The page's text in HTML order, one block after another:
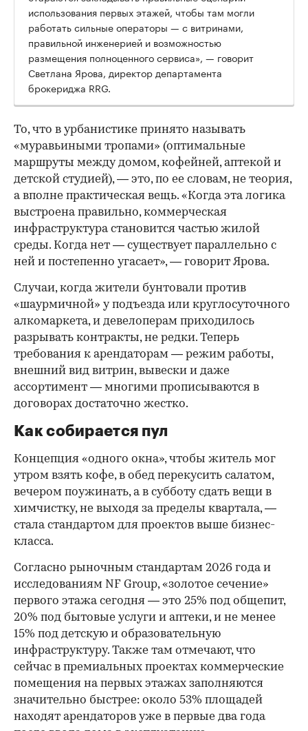
00:00
использования первых этажей, чтобы там могли
работать сильные операторы — с витринами,
правильной инженерией и возможностью
размещения полноценного сервиса», — говорит
Светлана Ярова, директор департамента
брокериджа RRG.
То, что в урбанистике принято называть
«муравьиными тропами» (оптимальные
маршруты между домом, кофейней, аптекой и
детской студией), — это, по ее словам, не теория,
а вполне практическая вещь. «Когда эта логика
выстроена правильно, коммерческая
инфраструктура становится частью жилой
среды. Когда нет — существует параллельно с
ней и постепенно угасает», — говорит Ярова.
Случаи, когда жители бунтовали против
«шаурмичной» у подъезда или круглосуточного
алкомаркета, и девелоперам приходилось
разрывать контракты, не редки. Теперь
требования к арендаторам — режим работы,
внешний вид витрин, вывески и даже
ассортимент — многими прописываются в
договорах достаточно жестко.
Как собирается пул
Концепция «одного окна», чтобы житель мог
утром взять кофе, в обед перекусить салатом,
вечером поужинать, а в субботу сдать вещи в
химчистку, не выходя за пределы квартала, —
стала стандартом для проектов выше бизнес-
класса.
Согласно рыночным стандартам 2026 года и
исследованиям NF Group, «золотое сечение»
первого этажа сегодня — это 25% под общепит,
20% под бытовые услуги и аптеки, и не менее
15% под детскую и образовательную
инфраструктуру. Также там отмечают, что
сейчас в премиальных проектах коммерческие
помещения на первых этажах заполняются
значительно быстрее: около 53% площадей
находят арендаторов уже в первые два года